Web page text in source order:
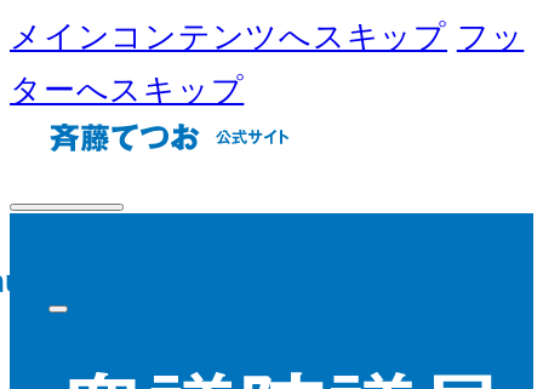
メインコンテンツへスキップ フッ
ターへスキップ